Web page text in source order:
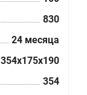
830
24 месяца
354x175x190
354